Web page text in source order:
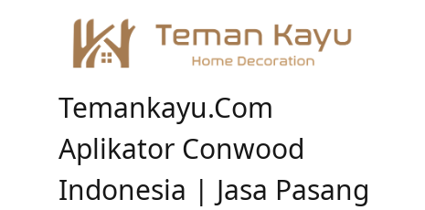
Temankayu.com
Aplikator Conwood
Indonesia | Jasa Pasang